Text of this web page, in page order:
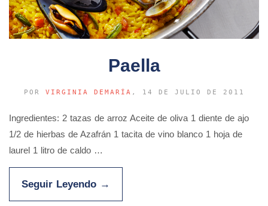
Paella
POR VIRGINIA DEMARÍA , 14 DE JULIO DE 2011
Ingredientes: 2 tazas de arroz Aceite de oliva 1 diente de ajo
1/2 de hierbas de Azafrán 1 tacita de vino blanco 1 hoja de
laurel 1 litro de caldo …
Seguir Leyendo →